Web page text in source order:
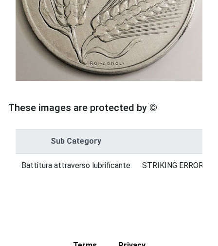
These images are protected by ©
Sub Category
Battitura attraverso lubrificante STRIKING ERRORS